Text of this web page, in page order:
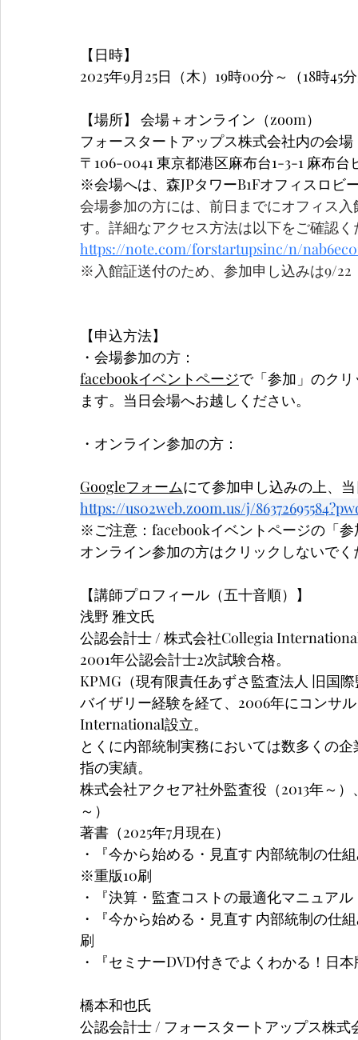
【日時】
2025年9月25日（木）19時00分～（18時45
【場所】 会場＋オンライン（zoom）
フォースタートアップス株式会社内の会場
〒106-0041 東京都港区麻布台1-3-1 麻布台
※会場へは、森JPタワーB1Fオフィスロビ
会場参加の方には、前日までにオフィス
す。詳細なアクセス方法は以下をご確認く
https://note.com/forstartupsinc/n/
※入館証送付のため、参加申し込みは9/
【申込方法】
・会場参加の方：
facebookイベントページで「参加」のク
ます。当日会場へお越しください。
・オンライン参加の方：
Googleフォームにて参加申し込みの上、
https://us02web.zoom.us/j/
※ご注意：facebookイベントページの「
オンライン参加の方はクリックしないでく
【講師プロフィール（五十音順）】
浅野 雅文氏
公認会計士 / 株式会社Collegia
2001年公認会計士2次試験合格。
KPMG（現有限責任あずさ監査法人 旧国
バイザリー経験を経て、2006年にコンサ
International設立。
とくに内部統制実務においては数多くの
指の実績。
株式会社アクセア社外監査役（2013年～
～）
著書（2025年7月現在）
・『今から始める・見直す 内部統制の仕
※重版10刷
・『決算・監査コストの最適化マニュア
・『今から始める・見直す 内部統制の仕
刷
・『セミナーDVD付きでよくわかる！日
橋本和也氏
公認会計士 / フォースタートアップス株式